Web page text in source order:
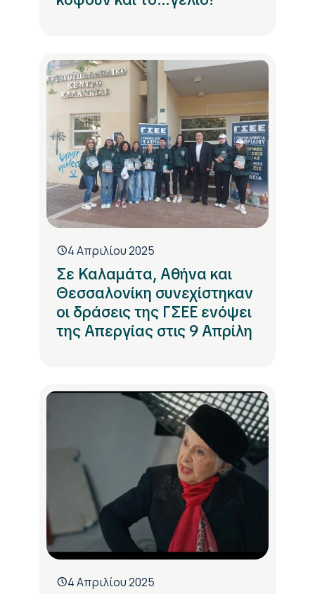
4 Απριλίου 2025
Σε Καλαμάτα, Αθήνα και
Θεσσαλονίκη συνεχίστηκαν
οι δράσεις της ΓΣΕΕ ενόψει
της Απεργίας στις 9 Απρίλη
4 Απριλίου 2025